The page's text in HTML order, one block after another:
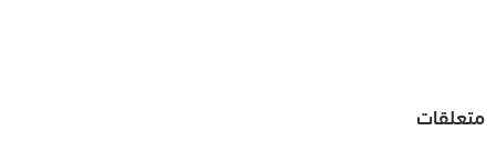
متعلقات